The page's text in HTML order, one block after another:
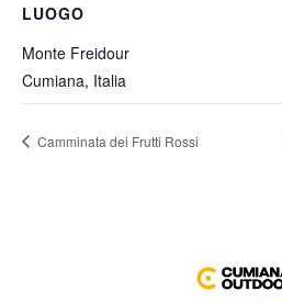
LUOGO
Monte Freidour
Cumiana, Italia
Camminata dei Frutti Rossi